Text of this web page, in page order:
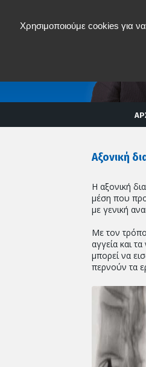
Αξονική
Η αξονική
μέση που
με γενική
Με τον
αγγεία και
μπορεί να
περνούν τα
Χρησιμοποιούμε cookies για